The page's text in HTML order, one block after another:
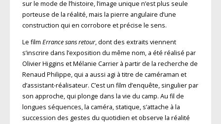
sur le mode de l’histoire, l’image unique n’est plus seule
porteuse de la réalité, mais la pierre angulaire d’une
construction qui en corrobore et précise le sens.
Le film Errance sans retour, dont des extraits viennent
s’inscrire dans l’exposition du même nom, a été réalisé par
Olivier Higgins et Mélanie Carrier à partir de la recherche de
Renaud Philippe, qui a aussi agi à titre de caméraman et
d’assistant-réalisateur. C’est un film d’enquête, singulier par
son approche, qui plonge dans la vie du camp. Au fil de
longues séquences, la caméra, statique, s’attache à la
succession des gestes du quotidien et observe la réalité